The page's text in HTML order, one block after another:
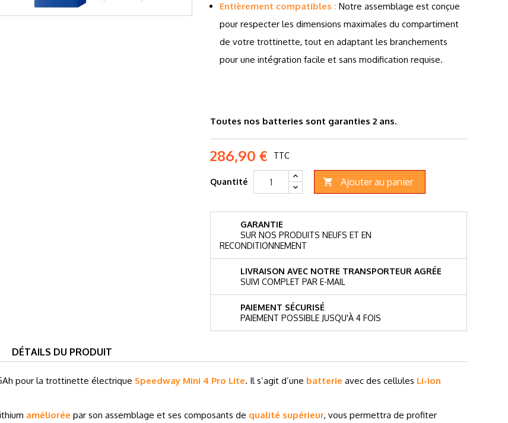
Entièrement compatibles : Notre assemblage est conçue
pour respecter les dimensions maximales du compartiment
de votre trottinette, tout en adaptant les branchements
pour une intégration facile et sans modification requise.
Toutes nos batteries sont garanties 2 ans.
286,90 € TTC
Quantité  Ajouter au panier
GARANTIE
SUR NOS PRODUITS NEUFS ET EN
RECONDITIONNEMENT
LIVRAISON AVEC NOTRE TRANSPORTEUR AGRÉE
SUIVI COMPLET PAR E-MAIL
PAIEMENT SÉCURISÉ
PAIEMENT POSSIBLE JUSQU'À 4 FOIS
DÉTAILS DU PRODUIT
pour la trottinette électrique Speedway Mini 4 Pro Lite. Il s’agit d’une batterie avec des cellules Li-ion
améliorée par son assemblage et ses composants de qualité supérieur, vous permettra de profiter